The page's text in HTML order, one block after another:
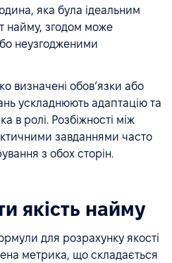
яка була ідеальним
найму, згодом може
неузгодженими
визначені обов’язки або
ускладнюють адаптацію та
в ролі. Розбіжності між
завданнями часто
з обох сторін.
якість найму
для розрахунку якості
метрика, що складається